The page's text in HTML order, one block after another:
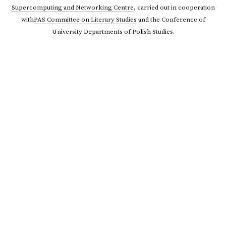
Supercomputing and Networking Centre, carried out in cooperation
withPAS Committee on Literary Studies and the Conference of
University Departments of Polish Studies.